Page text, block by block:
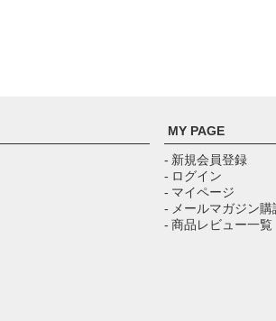
MY PAGE
- 新規会員登録
- ログイン
- マイページ
- メールマガジン購
- 商品レビュー一覧